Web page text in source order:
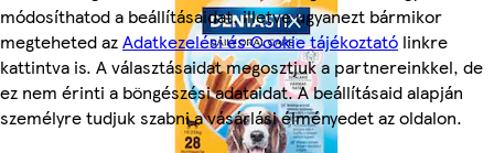
módosíthatod a beállításaidat, illetve ugyanezt bármikor
megteheted azAdatkezelési és Cookie tájékoztató linkre
kattintva is. A választásaidat megosztjuk a partnereinkkel, de
ez nem érinti a böngészési adataidat. A beállításaid alapján
személyre tudjuk szabni a vásárlási élményedet az oldalon.